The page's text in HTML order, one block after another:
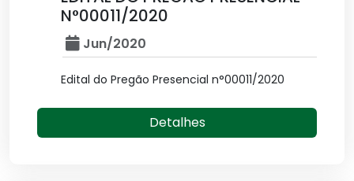
N°00011/2020
Jun/2020
Edital do Pregão Presencial n°00011/2020
Detalhes